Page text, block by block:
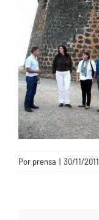
Por prensa | 30/11/2011